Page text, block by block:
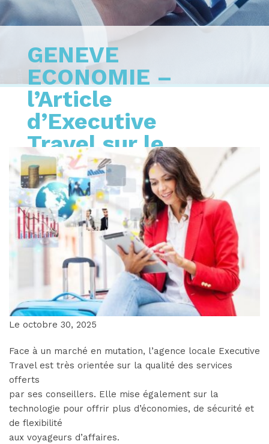
GENEVE
ECONOMIE –
l’Article
d’Executive
Travel sur le
voyage d’affaires
Le octobre 30, 2025
Face à un marché en mutation, l’agence locale Executive
Travel est très orientée sur la qualité des services
offerts
par ses conseillers. Elle mise également sur la
technologie pour offrir plus d’économies, de sécurité et
de flexibilité
aux voyageurs d’affaires.